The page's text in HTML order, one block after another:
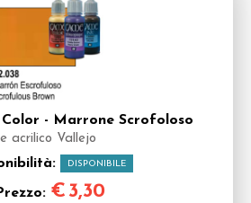
Color - Marrone Scrofoloso
acrilico Vallejo
DISPONIBILE
€ 3,30